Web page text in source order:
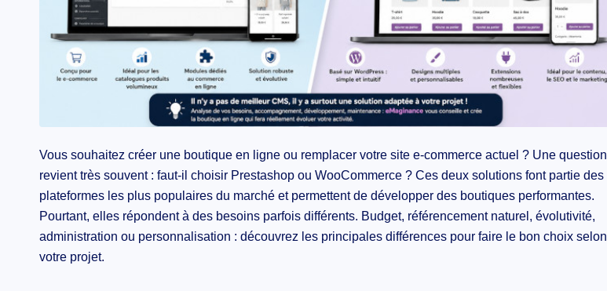
Vous souhaitez créer une boutique en ligne ou remplacer votre site e-commerce actuel ? Une question
revient très souvent : faut-il choisir Prestashop ou WooCommerce ? Ces deux solutions font partie des
plateformes les plus populaires du marché et permettent de développer des boutiques performantes.
Pourtant, elles répondent à des besoins parfois différents. Budget, référencement naturel, évolutivité,
administration ou personnalisation : découvrez les principales différences pour faire le bon choix selon
votre projet.